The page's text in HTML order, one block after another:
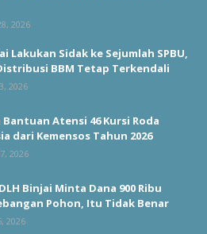
2026
Lakukan Sidak ke Sejumlah SPBU,
BBM Tetap Terkendali
2026
Atensi 46 Kursi Roda
dari Kemensos Tahun 2026
2026
Binjai Minta Dana 900 Ribu
Pohon, Itu Tidak Benar
2026